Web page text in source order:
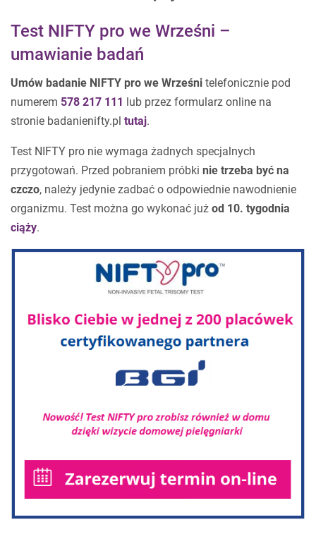
Test NIFTY pro we Wrześni –
umawianie badań
Umów badanie NIFTY pro we Wrześni telefonicznie pod
numerem 578 217 111 lub przez formularz online na
stronie badanienifty.pl tutaj.
Test NIFTY pro nie wymaga żadnych specjalnych
przygotowań. Przed pobraniem próbki nie trzeba być na
czczo, należy jedynie zadbać o odpowiednie nawodnienie
organizmu. Test można go wykonać już od 10. tygodnia
ciąży.